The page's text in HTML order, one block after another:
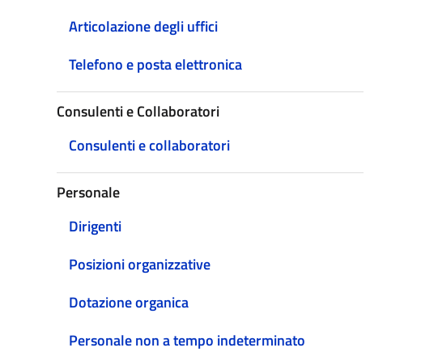
Articolazione degli uffici
Telefono e posta elettronica
Consulenti e Collaboratori
Consulenti e collaboratori
Personale
Dirigenti
Posizioni organizzative
Dotazione organica
Personale non a tempo indeterminato